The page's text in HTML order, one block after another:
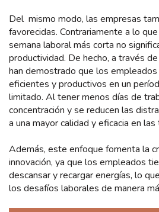
Del mismo modo, las empresas
favorecidas. Contrariamente a lo
semana laboral más corta no
productividad. De hecho, a través
han demostrado que los
eficientes y productivos en un
limitado. Al tener menos días de
concentración y se reducen las
a una mayor calidad y eficacia en
Además, este enfoque fomenta la
innovación, ya que los empleados
descansar y recargar energías, lo
los desafíos laborales de manera